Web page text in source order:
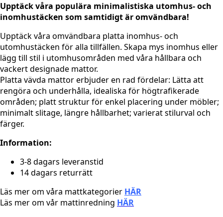
Upptäck våra populära minimalistiska utomhus- och
inomhustäcken som samtidigt är omvändbara!
Upptäck våra omvändbara platta inomhus- och
utomhustäcken för alla tillfällen. Skapa mys inomhus eller
lägg till stil i utomhusområden med våra hållbara och
vackert designade mattor.
Platta vävda mattor erbjuder en rad fördelar: Lätta att
rengöra och underhålla, idealiska för högtrafikerade
områden; platt struktur för enkel placering under möbler;
minimalt slitage, längre hållbarhet; varierat stilurval och
färger.
Information:
3-8 dagars leveranstid
14 dagars returrätt
Läs mer om våra mattkategorier HÄR
Läs mer om vår mattinredning HÄR